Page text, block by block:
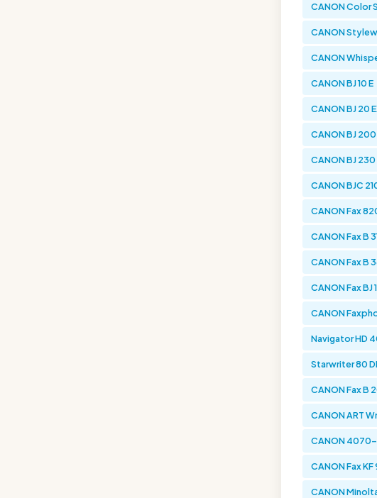
CANON Color
CANON
CANON
CANON BJ 10 E
CANON BJ 20
CANON BJ 200
CANON BJ 230
CANON BJC
CANON Fax
CANON Fax B
CANON Fax B
CANON Fax BJ
CANON
Navigator HD
Starwriter 80
CANON Fax B
CANON ART
CANON
CANON Fax KF
CANON